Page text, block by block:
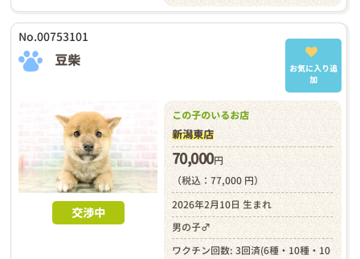
No.00753101
豆柴
お気に入り追
加
交渉中
この子のいるお店
新潟東店
70,000円
（税込：77,000 円）
2026年2月10日 生まれ
男の子♂
ワクチン回数: 3回済(6種・10種・10